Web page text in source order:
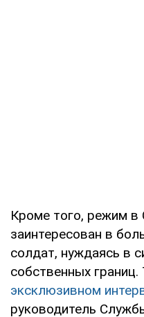
Кроме того, режим в
заинтересован в
солдат, нуждаясь в
собственных
эксклюзивном
руководитель